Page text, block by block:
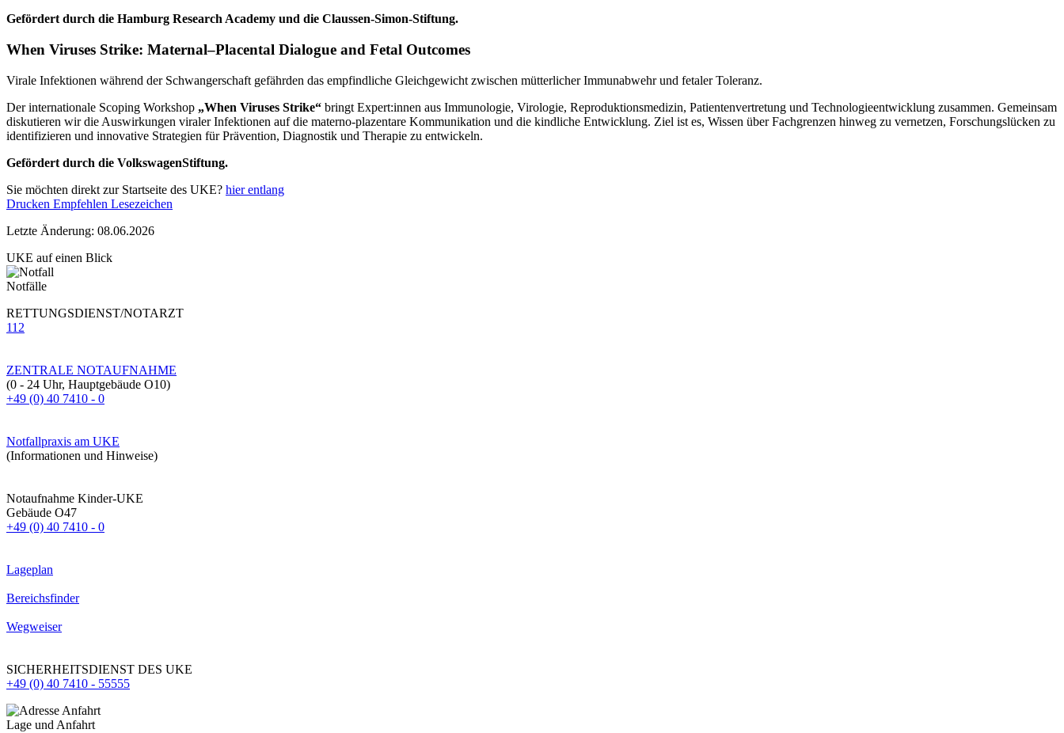
Gefördert durch die Hamburg Research Academy und die Claussen-Simon-Stiftung.
When Viruses Strike: Maternal–Placental Dialogue and Fetal Outcomes
Virale Infektionen während der Schwangerschaft gefährden das empfindliche Gleichgewicht zwischen mütterlicher Immunabwehr und fetaler Toleranz.
Der internationale Scoping Workshop „When Viruses Strike“ bringt Expert:innen aus Immunologie, Virologie, Reproduktionsmedizin, Patientenvertretung und Technologieentwicklung zusammen. Gemeinsam
diskutieren wir die Auswirkungen viraler Infektionen auf die materno-plazentare Kommunikation und die kindliche Entwicklung. Ziel ist es, Wissen über Fachgrenzen hinweg zu vernetzen, Forschungslücken zu
identifizieren und innovative Strategien für Prävention, Diagnostik und Therapie zu entwickeln.
Gefördert durch die VolkswagenStiftung.
Sie möchten direkt zur Startseite des UKE? hier entlang
Drucken Empfehlen Lesezeichen
Letzte Änderung: 08.06.2026
UKE auf einen Blick
Notfälle
RETTUNGSDIENST/NOTARZT
112
ZENTRALE NOTAUFNAHME
(0 - 24 Uhr, Hauptgebäude O10)
+49 (0) 40 7410 - 0
Notfallpraxis am UKE
(Informationen und Hinweise)
Notaufnahme Kinder-UKE
Gebäude O47
+49 (0) 40 7410 - 0
Lageplan
Bereichsfinder
Wegweiser
SICHERHEITSDIENST DES UKE
+49 (0) 40 7410 - 55555
Lage und Anfahrt